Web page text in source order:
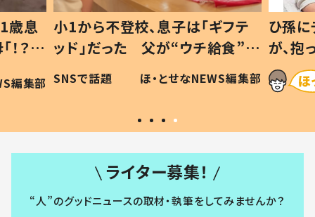
歳息
？」
編集部
小1から不登校、息子は「ギフテ
ッド」だった 父が“ウチ給食”を
作り続ける理由とは #令和の親
#令和の子
SNSで話題 ほ・とせなNEWS編集部
ひ孫
が、
「涙が
い」
ライター募集！
“人”のグッドニュースの取材・執筆をしてみませんか？